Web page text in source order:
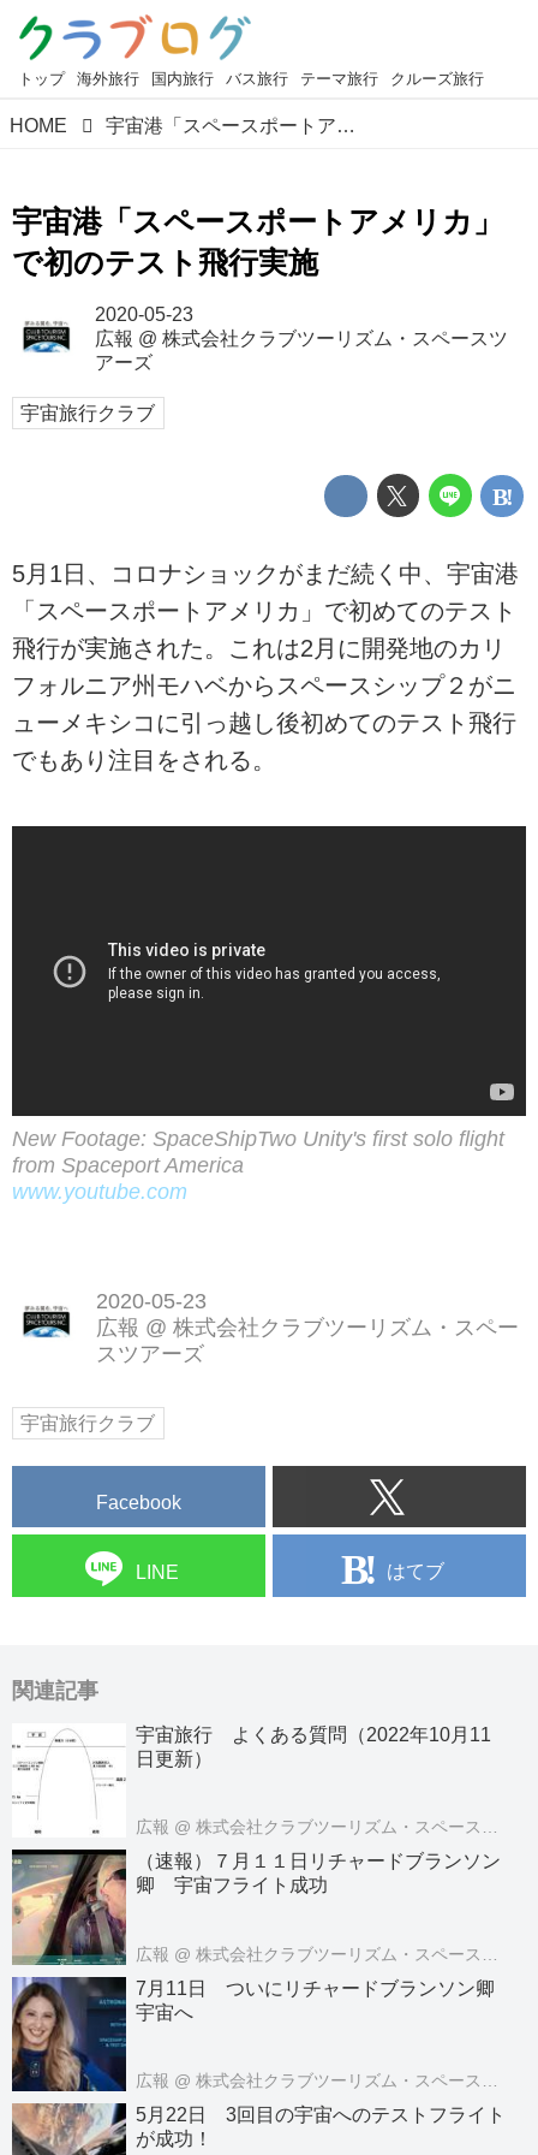
トップ 海外旅行 国内旅行 バス旅行 テーマ旅行 クルーズ旅行
HOME 宇宙港「スペースポートアメリカ」で初のテスト飛行実施
宇宙港「スペースポートアメリカ」
で初のテスト飛行実施
2020-05-23
広報 @ 株式会社クラブツーリズム・スペースツ
アーズ
宇宙旅行クラブ
5月1日、コロナショックがまだ続く中、宇宙港
「スペースポートアメリカ」で初めてのテスト
飛行が実施された。これは2月に開発地のカリ
フォルニア州モハベからスペースシップ２がニ
ューメキシコに引っ越し後初めてのテスト飛行
でもあり注目をされる。
New Footage: SpaceShipTwo Unity's first solo flight
from Spaceport America
www.youtube.com
2020-05-23
広報 @ 株式会社クラブツーリズム・スペー
スツアーズ
宇宙旅行クラブ
Facebook
LINE はてブ
関連記事
宇宙旅行 よくある質問（2022年10月11
日更新）
広報 @ 株式会社クラブツーリズム・スペースツアーズ
（速報）７月１１日リチャードブランソン
卿 宇宙フライト成功
広報 @ 株式会社クラブツーリズム・スペースツアーズ
7月11日 ついにリチャードブランソン卿
宇宙へ
広報 @ 株式会社クラブツーリズム・スペースツアーズ
5月22日 3回目の宇宙へのテストフライト
が成功！